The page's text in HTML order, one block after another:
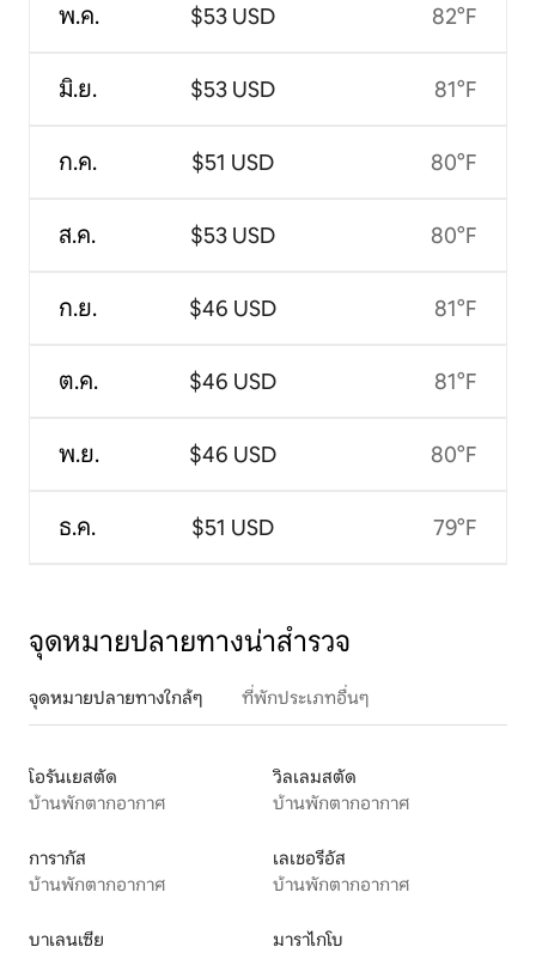
พ.ค.
มิ.ย.
ก.ค.
ส.ค.
ก.ย.
ต.ค.
พ.ย.
ธ.ค.
$53 USD
$53 USD
$51 USD
$53 USD
$46 USD
$46 USD
$46 USD
$51 USD
82°F
81°F
80°F
80°F
81°F
81°F
80°F
79°F
จุดหมายปลายทางน่าสำรวจ
จุดหมายปลายทางใกล้ๆ ที่พักประเภทอื่นๆ
โอรันเยสตัด
บ้านพักตากอากาศ
วิลเลมสตัด
บ้านพักตากอากาศ
การากัส
บ้านพักตากอากาศ
เลเชอรีอัส
บ้านพักตากอากาศ
บาเลนเซีย
มาราไกโบ